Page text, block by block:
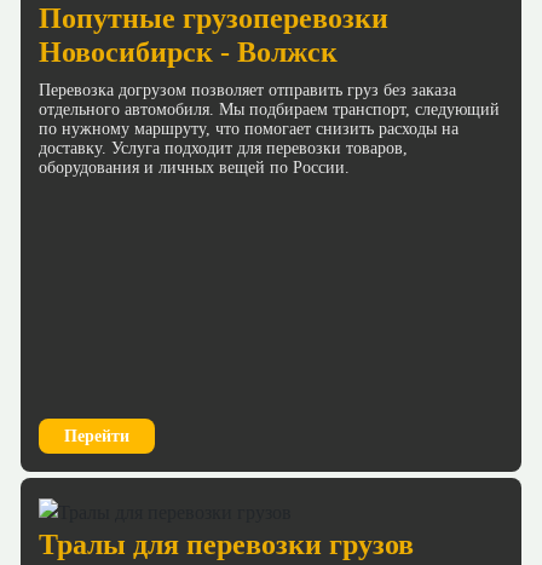
Попутные грузоперевозки
Новосибирск - Волжск
Перевозка догрузом позволяет отправить груз без заказа
отдельного автомобиля. Мы подбираем транспорт, следующий
по нужному маршруту, что помогает снизить расходы на
доставку. Услуга подходит для перевозки товаров,
оборудования и личных вещей по России.
Перейти
Тралы для перевозки грузов